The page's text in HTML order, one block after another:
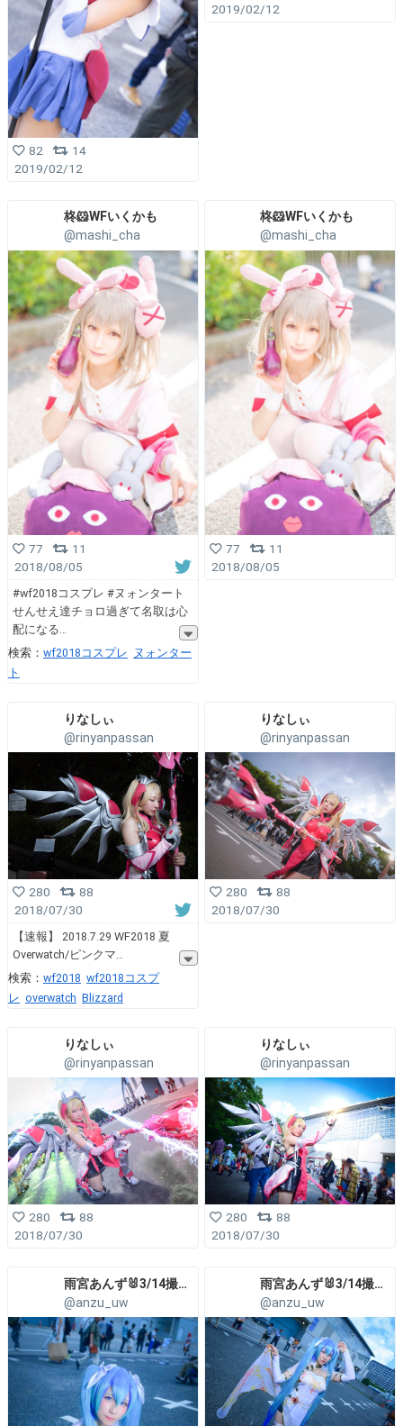
82
14
2019/02/12
2019/02/12
柊🐹WFいくかも
@mashi_cha
77
11
2018/08/05
#wf2018コスプレ #ヌォンタート
せんせえ達チョロ過ぎて名取は心
配になる
検索： wf2018コスプレ ヌォンター
ト
柊🐹WFいくかも
@mashi_cha
77
11
2018/08/05
りなしぃ
@rinyanpassan
280
88
2018/07/30
【速報】 2018.7.29 WF2018 夏
Overwatch/ピンクマ
検索： wf2018 wf2018コスプ
レ overwatch Blizzard
りなしぃ
@rinyanpassan
280
88
2018/07/30
りなしぃ
@rinyanpassan
280
88
2018/07/30
りなしぃ
@rinyanpassan
280
88
2018/07/30
雨宮あんず🐰3/14撮影会
@anzu_uw
雨宮あんず🐰3/14撮影会
@anzu_uw